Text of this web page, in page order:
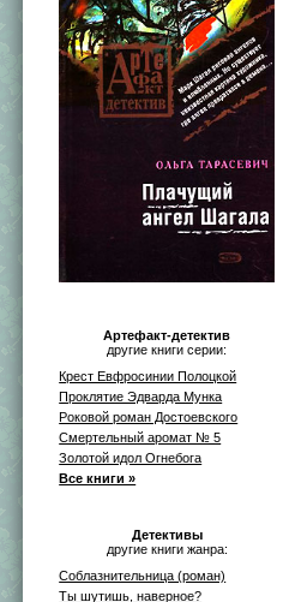
Артефакт-детектив
другие книги серии:
Крест Евфросинии Полоцкой
Проклятие Эдварда Мунка
Роковой роман Достоевского
Смертельный аромат № 5
Золотой идол Огнебога
Все книги »
Детективы
другие книги жанра:
Соблазнительница (роман)
Ты шутишь, наверное?